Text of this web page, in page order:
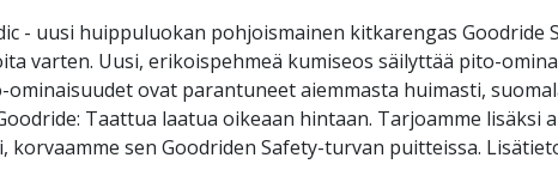
- uusi huippuluokan pohjoismainen kitkarengas Goodride
varten. Uusi, erikoispehmeä kumiseos säilyttää pito-
ovat parantuneet aiemmasta huimasti,
Taattua laatua oikeaan hintaan. Tarjoamme lisäksi
sen Goodriden Safety-turvan puitteissa.